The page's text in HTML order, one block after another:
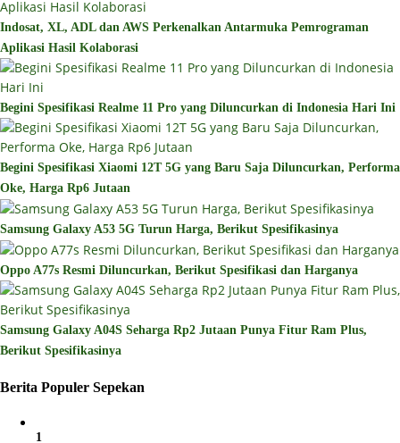
Indosat, XL, ADL dan AWS Perkenalkan Antarmuka Pemrograman
Aplikasi Hasil Kolaborasi
Begini Spesifikasi Realme 11 Pro yang Diluncurkan di Indonesia Hari Ini
Begini Spesifikasi Xiaomi 12T 5G yang Baru Saja Diluncurkan, Performa
Oke, Harga Rp6 Jutaan
Samsung Galaxy A53 5G Turun Harga, Berikut Spesifikasinya
Oppo A77s Resmi Diluncurkan, Berikut Spesifikasi dan Harganya
Samsung Galaxy A04S Seharga Rp2 Jutaan Punya Fitur Ram Plus,
Berikut Spesifikasinya
Berita Populer Sepekan
1